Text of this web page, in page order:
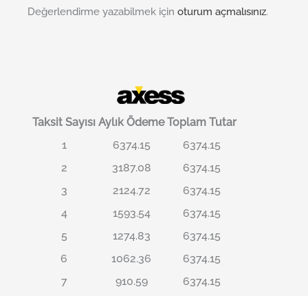
Değerlendirme yazabilmek için oturum açmalısınız.
Taksit Sayısı Aylık Ödeme Toplam Tutar
1
6374.15
6374.15
2
3187.08
6374.15
3
2124.72
6374.15
4
1593.54
6374.15
5
1274.83
6374.15
6
1062.36
6374.15
7
910.59
6374.15